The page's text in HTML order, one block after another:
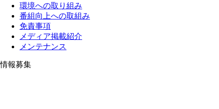
環境への取り組み
番組向上への取組み
免責事項
メディア掲載紹介
メンテナンス
情報募集